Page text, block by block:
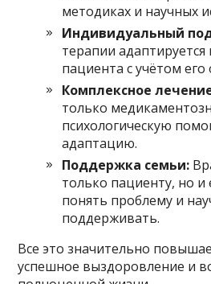
методиках и научных
Индивидуальный
терапии
пациента с учётом его
Комплексное
только
психологическую
адаптацию.
Поддержка семьи:
только пациенту, но и
понять проблему и
поддерживать.
Все это значительно
успешное выздоровление и